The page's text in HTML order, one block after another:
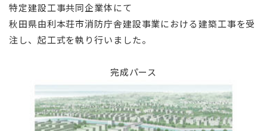
特定建設工事共同企業体にて
秋田県由利本荘市消防庁舎建設事業における建築工事を受
注し、起工式を執り行いました。
完成パース